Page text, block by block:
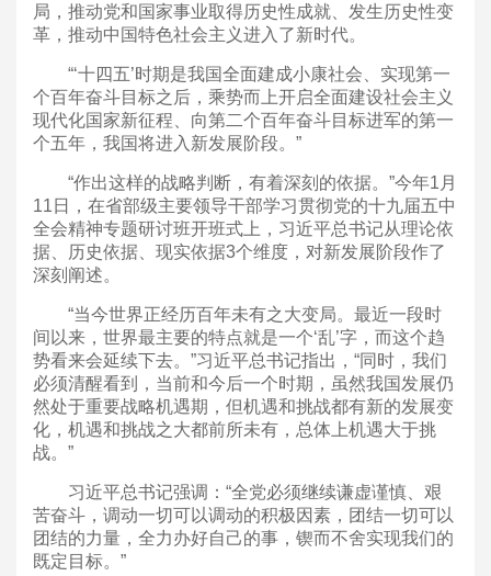
局，推动党和国家事业取得历史性成就、发生历史性变
革，推动中国特色社会主义进入了新时代。
“‘十四五’时期是我国全面建成小康社会、实现第一
个百年奋斗目标之后，乘势而上开启全面建设社会主义
现代化国家新征程、向第二个百年奋斗目标进军的第一
个五年，我国将进入新发展阶段。”
“作出这样的战略判断，有着深刻的依据。”今年1月
11日，在省部级主要领导干部学习贯彻党的十九届五中
全会精神专题研讨班开班式上，习近平总书记从理论依
据、历史依据、现实依据3个维度，对新发展阶段作了
深刻阐述。
“当今世界正经历百年未有之大变局。最近一段时
间以来，世界最主要的特点就是一个‘乱’字，而这个趋
势看来会延续下去。”习近平总书记指出，“同时，我们
必须清醒看到，当前和今后一个时期，虽然我国发展仍
然处于重要战略机遇期，但机遇和挑战都有新的发展变
化，机遇和挑战之大都前所未有，总体上机遇大于挑
战。”
习近平总书记强调：“全党必须继续谦虚谨慎、艰
苦奋斗，调动一切可以调动的积极因素，团结一切可以
团结的力量，全力办好自己的事，锲而不舍实现我们的
既定目标。”